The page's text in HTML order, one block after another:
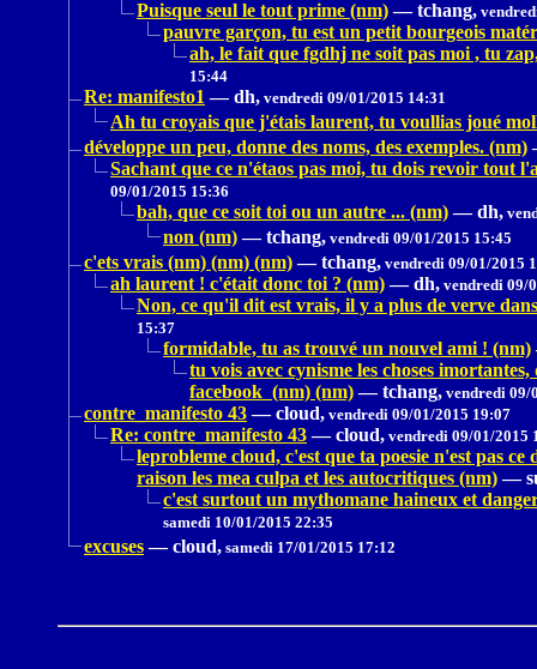
Puisque seul le tout prime (nm) — tchang,
pauvre garçon, tu est un petit bourgeois
ah, le fait que fgdhj ne soit pas moi , tu
15:44
Re: manifesto1 — dh, vendredi 09/01/2015 14:31
Ah tu croyais que j'étais laurent, tu voullias joué
développe un peu, donne des noms, des exemples. (nm)
Sachant que ce n'étaos pas moi, tu dois revoir tout
09/01/2015 15:36
bah, que ce soit toi ou un autre ... (nm) — dh,
non (nm) — tchang, vendredi 09/01/2015 15:45
c'ets vrais (nm) (nm) (nm) — tchang, vendredi 09/01/2015
ah laurent ! c'était donc toi ? (nm) — dh, vendredi 09/
Non, ce qu'il dit est vrais, il y a plus de verve
15:37
formidable, tu as trouvé un nouvel ami ! (nm)
tu vois avec cynisme les choses
facebook (nm) (nm) — tchang, vendredi 09/
contre_manifesto 43 — cloud, vendredi 09/01/2015 19:07
Re: contre_manifesto 43 — cloud, vendredi 09/01/2015
leprobleme cloud, c'est que ta poesie n'est pas
raison les mea culpa et les autocritiques (nm) —
c'est surtout un mythomane haineux et
samedi 10/01/2015 22:35
excuses — cloud, samedi 17/01/2015 17:12